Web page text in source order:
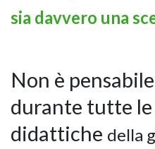
sia davvero una
Non è
durante tutte
didattiche della